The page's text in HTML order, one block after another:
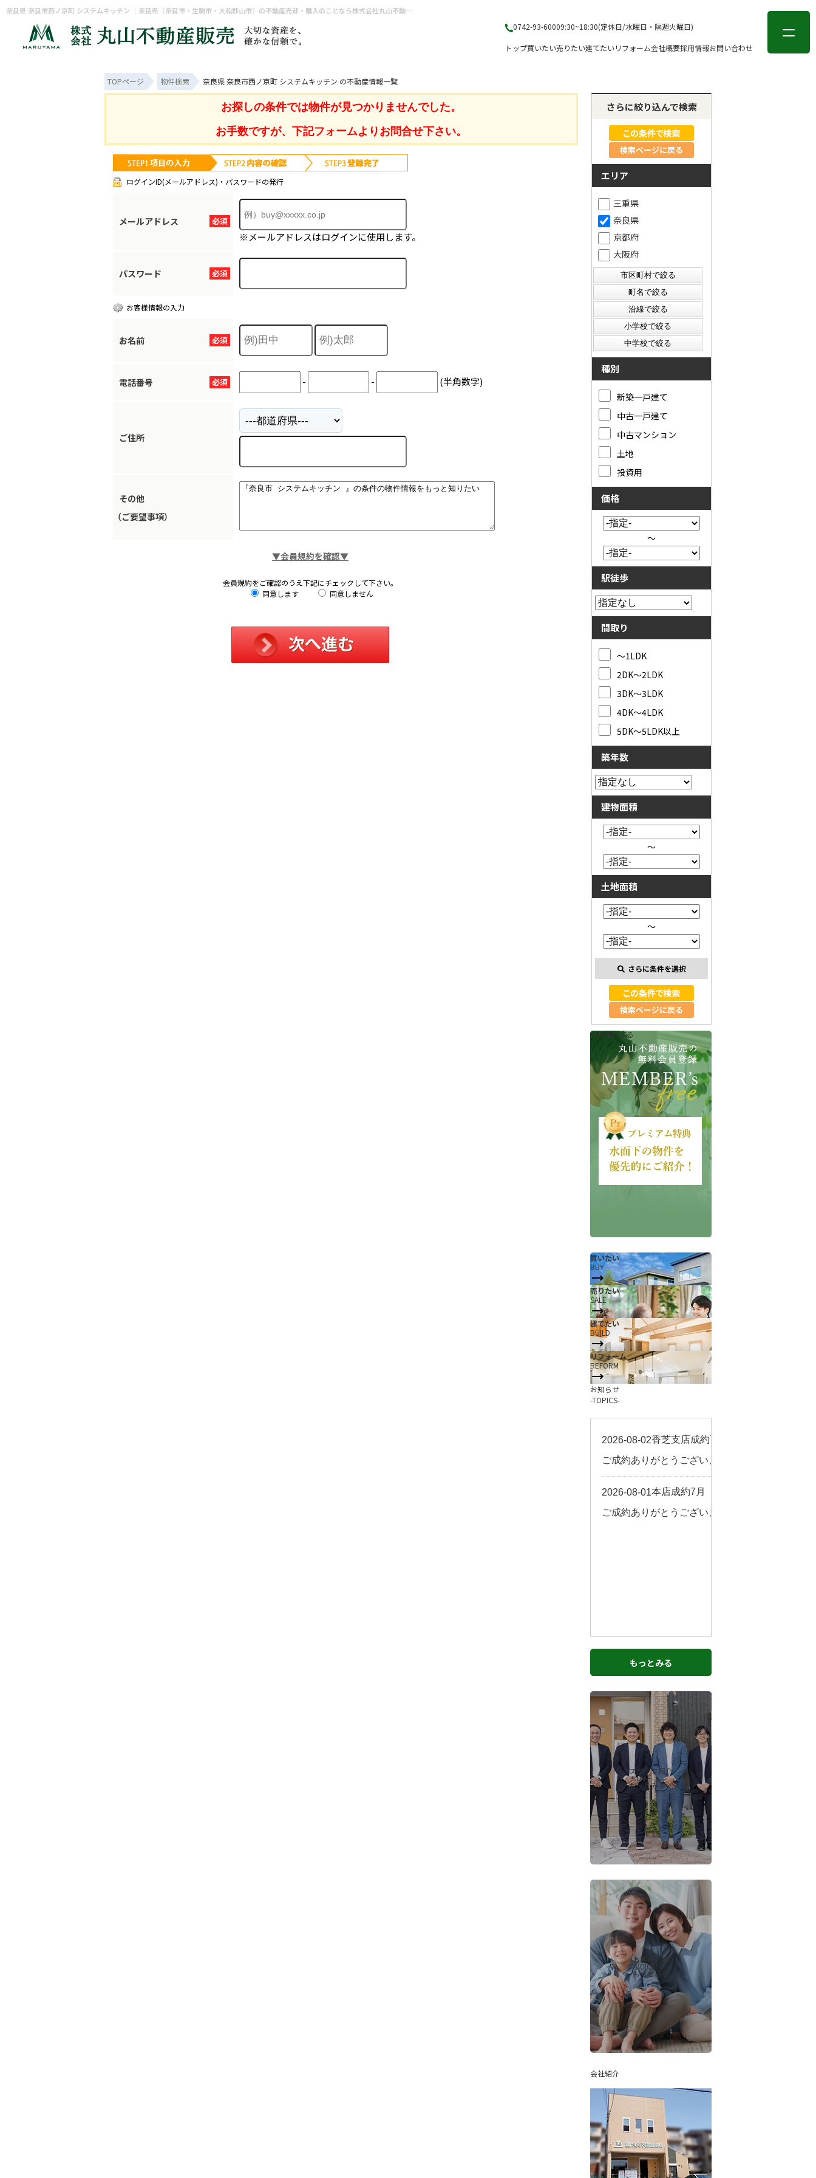
奈良県 奈良市西ノ京町 システムキッチン ｜奈良県（奈良市・生駒市・大和郡山市）の不動産売却・購入のことなら株式会社丸山不動産販売
0742-93-60009:30~18:30(定休日/水曜日・隔週火曜日)
トップ買いたい売りたい建てたいリフォーム会社概要採用情報お問い合わせ
会員登録 ログイン
当社について
会社概要
香芝支店紹介ページ
採用情報
お知らせ
コラム
スタッフ紹介
お客様の声
来店予約
よくある質問
サイトマップ
お問い合わせ
TOPページ 物件検索 奈良県 奈良市西ノ京町 システムキッチン の不動産情報一覧
お探しの条件では物件が見つかりませんでした。
お手数ですが、下記フォームよりお問合せ下さい。
ログインID(メールアドレス)・パスワードの発行
必須
メールアドレス
※メールアドレスはログインに使用します。
必須
パスワード
お客様情報の入力
必須
お名前
必須
電話番号 - - (半角数字)
ご住所
その他
（ご要望事項）
▼会員規約を確認▼
会員規約をご確認のうえ下記にチェックして下さい。
同意します
同意しません
さらに絞り込んで検索
検索ページに戻る
エリア
三重県
奈良県
京都府
大阪府
種別
新築一戸建て
中古一戸建て
中古マンション
土地
投資用
価格
～
駅徒歩
間取り
～1LDK
2DK～2LDK
3DK～3LDK
4DK～4LDK
5DK～5LDK以上
築年数
建物面積
～
土地面積
～
さらに条件を選択
検索ページに戻る
会員登録する
買いたい
BUY
売りたい
SALE
建てたい
BUILD
リフォーム
REFORM
お知らせ
-TOPICS-
もっとみる
スタッフ紹介
-STAFF-
もっとみる
お客様の声
-VOICES-
もっとみる
会社紹介